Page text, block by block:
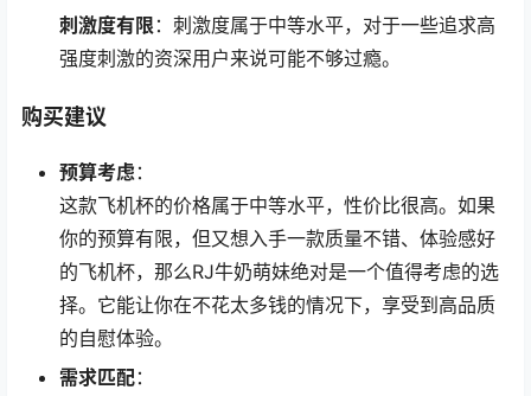
刺激度有限 ：刺激度属于中等水平，对于一些追求高
强度刺激的资深用户来说可能不够过瘾。
购买建议
预算考虑 ：
这款飞机杯的价格属于中等水平，性价比很高。如果
你的预算有限，但又想入手一款质量不错、体验感好
的飞机杯，那么RJ牛奶萌妹绝对是一个值得考虑的选
择。它能让你在不花太多钱的情况下，享受到高品质
的自慰体验。
需求匹配：